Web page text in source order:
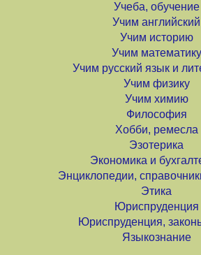
Учеба, обучение
Учим английский
Учим историю
Учим математику
Учим русский язык и
Учим физику
Учим химию
Философия
Хобби, ремесла
Эзотерика
Экономика и
Энциклопедии,
Этика
Юриспруденция
Юриспруденция,
Языкознание